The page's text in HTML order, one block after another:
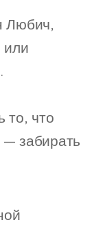
Любич,
или
то, что
— забирать